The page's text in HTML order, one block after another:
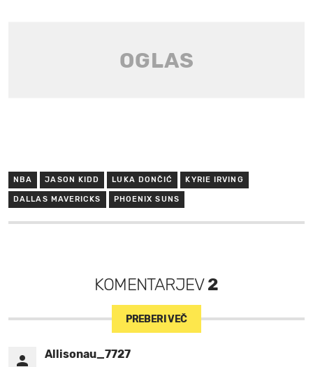
NBA JASON KIDD LUKA DONČIĆ KYRIE IRVING
DALLAS MAVERICKS PHOENIX SUNS
KOMENTARJEV2
PREBERI VEČ
Allisonau_7727